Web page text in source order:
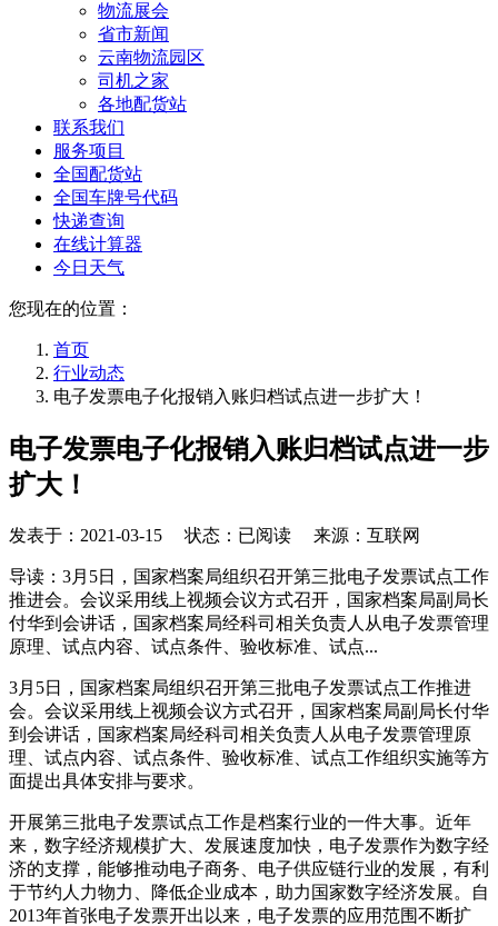
物流展会
省市新闻
云南物流园区
司机之家
各地配货站
联系我们
服务项目
全国配货站
全国车牌号代码
快递查询
在线计算器
今日天气
您现在的位置：
首页
行业动态
电子发票电子化报销入账归档试点进一步扩大！
电子发票电子化报销入账归档试点进一步
扩大！
发表于： 2021-03-15 状态：已阅读 来源：互联网
导读：3月5日，国家档案局组织召开第三批电子发票试点工作
推进会。会议采用线上视频会议方式召开，国家档案局副局长
付华到会讲话，国家档案局经科司相关负责人从电子发票管理
原理、试点内容、试点条件、验收标准、试点...
3月5日，国家档案局组织召开第三批电子发票试点工作推进
会。会议采用线上视频会议方式召开，国家档案局副局长付华
到会讲话，国家档案局经科司相关负责人从电子发票管理原
理、试点内容、试点条件、验收标准、试点工作组织实施等方
面提出具体安排与要求。
开展第三批电子发票试点工作是档案行业的一件大事。近年
来，数字经济规模扩大、发展速度加快，电子发票作为数字经
济的支撑，能够推动电子商务、电子供应链行业的发展，有利
于节约人力物力、降低企业成本，助力国家数字经济发展。自
2013年首张电子发票开出以来，电子发票的应用范围不断扩